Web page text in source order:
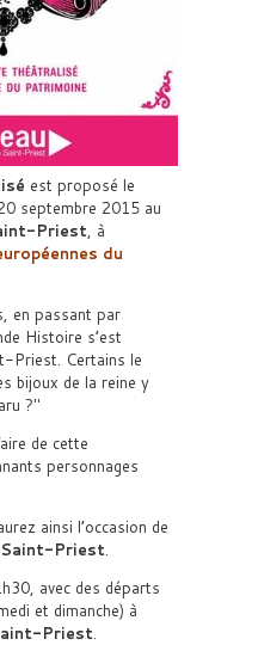
est proposé le
septembre 2015 au
Priest, à
du
en passant par
Histoire s’est
Priest. Certains le
bijoux de la reine y
?
de cette
personnages
ainsi l’occasion de
Saint-Priest.
avec des départs
et dimanche) à
Priest.